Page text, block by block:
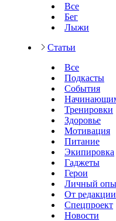
Все
Бег
Лыжи
Статьи
Все
Подкасты
События
Тренировки
Здоровье
Мотивация
Питание
Экипировка
Гаджеты
Герои
Личный
От редакции
Спецпроект
Новости